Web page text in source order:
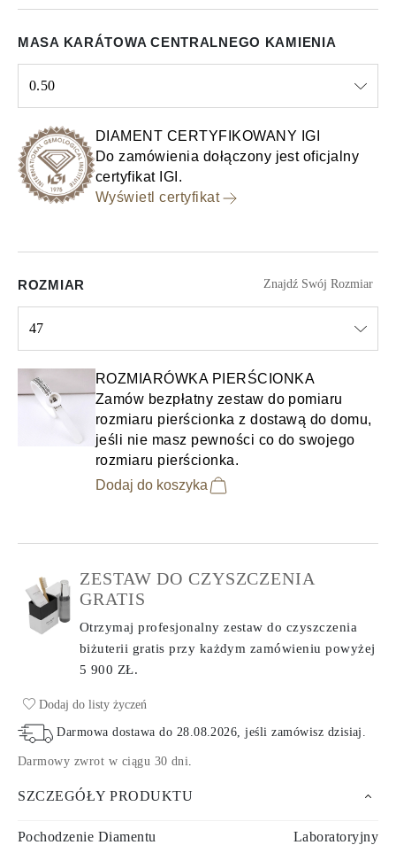
MASA KARÁTOWA CENTRALNEGO KAMIENIA
0.50
DIAMENT CERTYFIKOWANY IGI
Do zamówienia dołączony jest oficjalny
certyfikat IGI.
Wyświetl certyfikat
ROZMIAR Znajdź Swój Rozmiar
47
ROZMIARÓWKA PIERŚCIONKA
Zamów bezpłatny zestaw do pomiaru
rozmiaru pierścionka z dostawą do domu,
jeśli nie masz pewności co do swojego
rozmiaru pierścionka.
Dodaj do koszyka
ZESTAW DO CZYSZCZENIA
GRATIS
Otrzymaj profesjonalny zestaw do czyszczenia
biżuterii gratis przy każdym zamówieniupowyżej
5 900 ZŁ.
Dodaj do listy życzeń
Darmowa dostawa do 28.08.2026 , jeśli zamówisz dzisiaj
Darmowy zwrot w ciągu 30 dni
SZCZEGÓŁY PRODUKTU
Pochodzenie Diamentu Laboratoryjny